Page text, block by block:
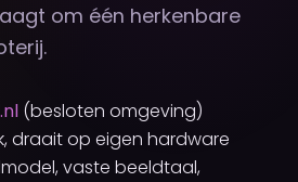
om één herkenbare
(besloten omgeving)
draait op eigen hardware
vaste beeldtaal,